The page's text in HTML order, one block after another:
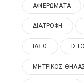
ΑΦΙΕΡΩΜΑΤΑ
ΔΙΑΤΡΟΦΗ
ΙΑΣΩ
ΜΗΤΡΙΚΟΣ